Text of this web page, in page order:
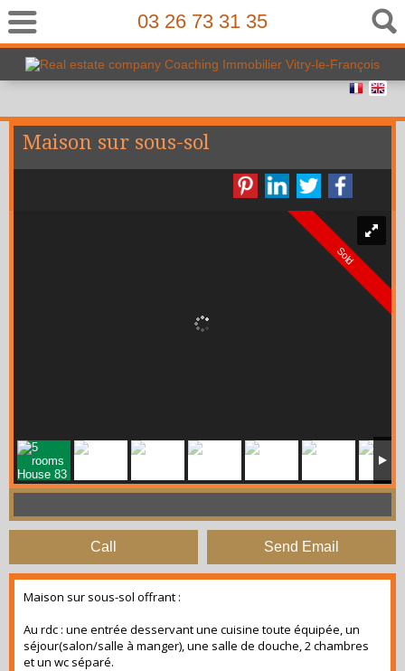
03 26 73 31 35
Maison sur sous-sol
Sold
Call Send Email
Maison sur sous-sol offrant :
Au rdc : une entrée desservant une cuisine toute équipée, un
séjour(salon/salle à manger), une salle de douche, 2 chambres
et un wc séparé.